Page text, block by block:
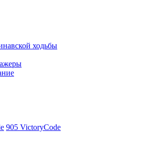
ходьбы
905 VictoryCode